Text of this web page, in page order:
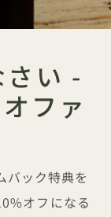
い -
ファ
ック特典を
オフになる